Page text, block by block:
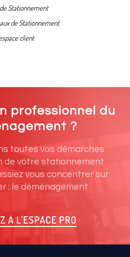
Stationnement
de Stationnement
client
professionnel du
?
toutes vos démarches
de votre stationnement
vous concentrer sur
: le déménagement
À L'ESPACE PRO